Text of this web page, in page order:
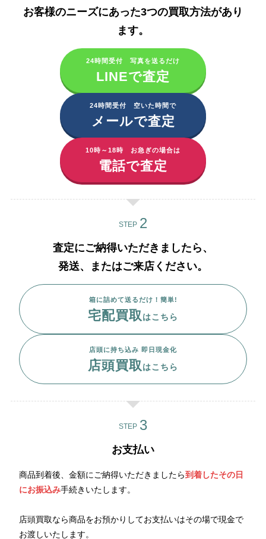
お客様のニーズにあった3つの買取方法があり
ます。​
24時間受付 写真を送るだけ
LINEで査定
24時間受付 空いた時間で
メールで査定
10時～18時 お急ぎの場合は
電話で査定
STEP
査定にご納得いただきましたら、
発送、またはご来店ください。
箱に詰めて送るだけ！簡単!
宅配買取 はこちら
店頭に持ち込み 即日現金化
店頭買取 はこちら
STEP
お支払い
商品到着後、金額にご納得いただきましたら到着したその日
にお振込み手続きいたします。
店頭買取なら商品をお預かりしてお支払いはその場で現金で
お渡しいたします。